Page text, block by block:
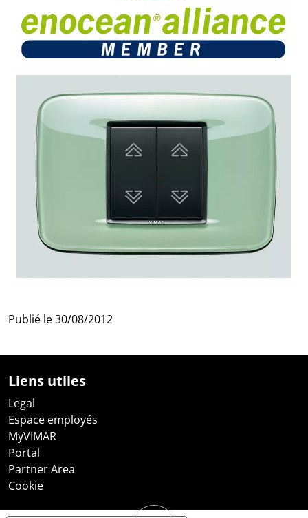
Publié le30/08/2012
Liens utiles
Legal
Espace employés
MyVIMAR
Portal
Partner Area
Cookie